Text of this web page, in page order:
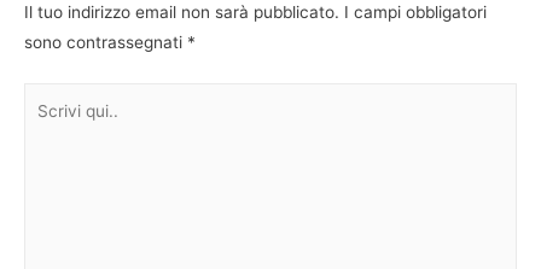
Il tuo indirizzo email non sarà pubblicato. I campi obbligatori
sono contrassegnati *